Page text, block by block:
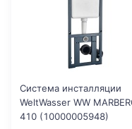
Система инсталляции
WeltWasser WW
410 (10000005948)